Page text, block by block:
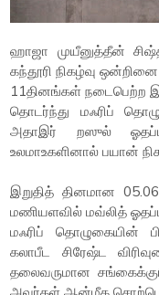
ஹாஜா முயீனுத்தீன்
கந்தூரி நிகழ்வு
11தினங்கள் நடைபெற்ற
தொடர்ந்து மஃரிப்
அதாஇர் றஸுல்
உலமாஉகளினால் பயான்
இறுதித் தினமான
மணியளவில் மவ்லித்
மஃரிப் தொழுகையின்
கலாபீட சிரேஷ்ட
தலைவருமான